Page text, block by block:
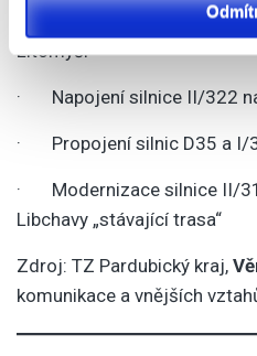
K personalizaci obsahu a
sociálních médií a analýze
soubory cookie. Informace o
sdílíme se svými partnery
analýzy. Partneři tyto údaje
získali v důsledku toho, že
· Modernizace silnice II/
Litomyšl
· Napojení silnice II/322
· Propojení silnic D35 a I/
· Modernizace silnice II/
Libchavy „stávající trasa“
Zdroj: TZ Pardubický kraj,
komunikace a vnějších